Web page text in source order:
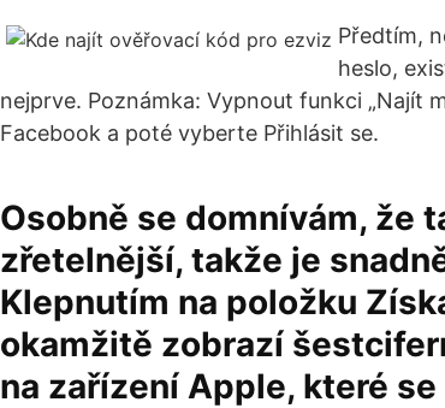
Předtím,
heslo,
nejprve. Poznámka: Vypnout funkci „Najít
Facebook a poté vyberte Přihlásit se.
Osobně se domnívám, že
zřetelnější, takže je
Klepnutím na položku
okamžitě zobrazí
na zařízení Apple, které